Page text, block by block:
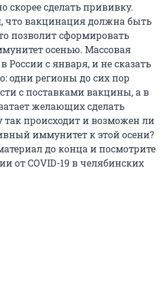
скорее сделать прививку.
что вакцинация должна быть
позволит сформировать
осенью. Массовая
России с января, и не сказать
одни регионы до сих пор
с поставками вакцины, а в
желающих сделать
происходит и возможен ли
иммунитет к этой осени?
до конца и посмотрите
от COVID-19 в челябинских